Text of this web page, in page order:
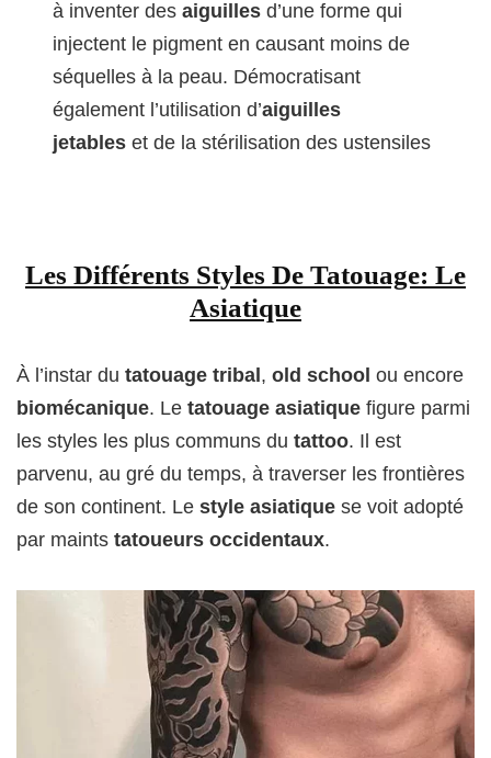
à inventer desaiguilles d’une forme qui
injectent le pigment en causant moins de
séquelles à la peau. Démocratisant
également l’utilisation d’aiguilles
jetables et de la stérilisation des ustensiles
Les Différents Styles De Tatouage: Le
Asiatique
À l’instar du tatouage tribal , old school ou encore
biomécanique. Le tatouage asiatique figure parmi
les styles les plus communs du tattoo. Il est
parvenu, au gré du temps, à traverser les frontières
de son continent. Le style asiatique se voit adopté
par maints tatoueurs occidentaux.